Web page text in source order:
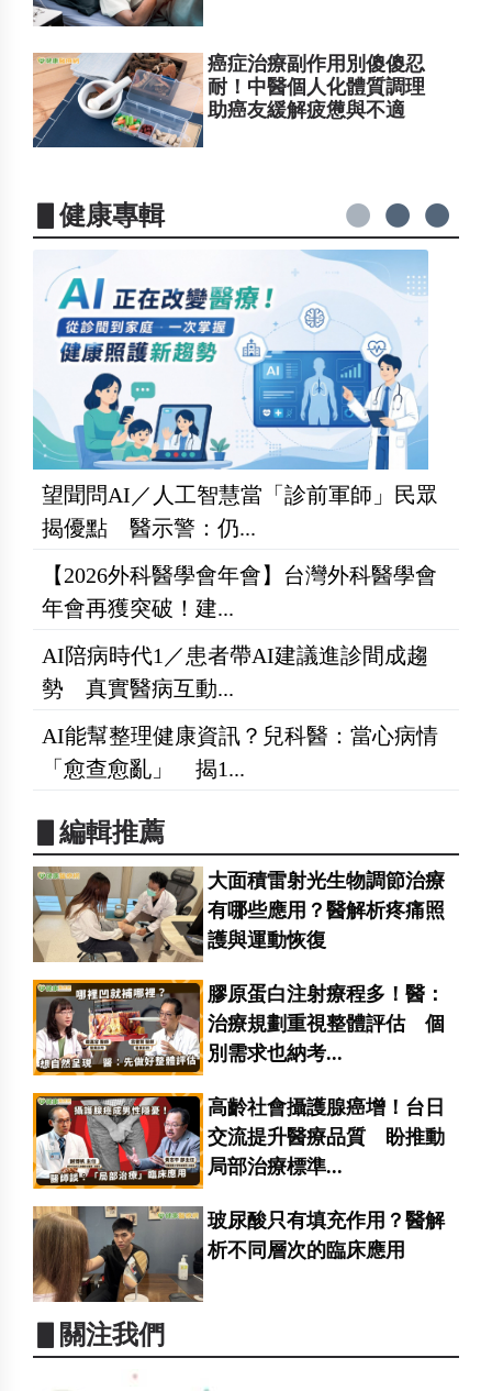
癌症治療副作用別傻傻忍
耐！中醫個人化體質調理
助癌友緩解疲憊與不適
▋健康專輯
望聞問AI／人工智慧當「診前軍師」民眾
揭優點 醫示警：仍...
【2026外科醫學會年會】台灣外科醫學會
年會再獲突破！建...
AI陪病時代1／患者帶AI建議進診間成趨
勢 真實醫病互動...
AI能幫整理健康資訊？兒科醫：當心病情
「愈查愈亂」 揭1...
▋編輯推薦
大面積雷射光生物調節治療
有哪些應用？醫解析疼痛照
護與運動恢復
膠原蛋白注射療程多！醫：
治療規劃重視整體評估 個
別需求也納考...
高齡社會攝護腺癌增！台日
交流提升醫療品質 盼推動
局部治療標準...
玻尿酸只有填充作用？醫解
析不同層次的臨床應用
▋關注我們